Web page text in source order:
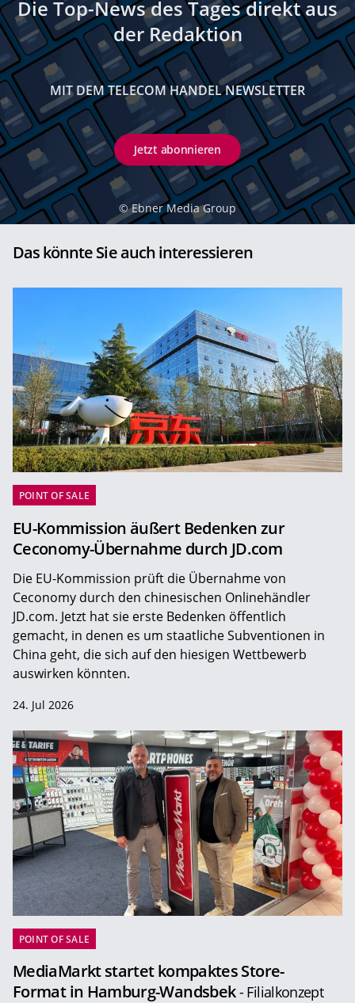
Die Top-News des Tages direkt aus
der Redaktion
MIT DEM TELECOM HANDEL NEWSLETTER
Jetzt abonnieren
© Ebner Media Group
Das könnte Sie auch interessieren
POINT OF SALE
EU-Kommission äußert Bedenken zur
Ceconomy-Übernahme durch JD.com
Die EU-Kommission prüft die Übernahme von
Ceconomy durch den chinesischen Onlinehändler
JD.com. Jetzt hat sie erste Bedenken öffentlich
gemacht, in denen es um staatliche Subventionen in
China geht, die sich auf den hiesigen Wettbewerb
auswirken könnten.
24. Jul 2026
POINT OF SALE
MediaMarkt startet kompaktes Store-
Format in Hamburg-Wandsbek- Filialkonzept